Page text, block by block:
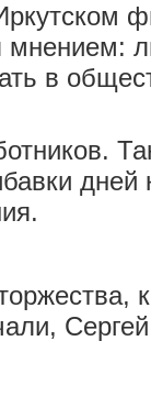
мнением:
в
дней